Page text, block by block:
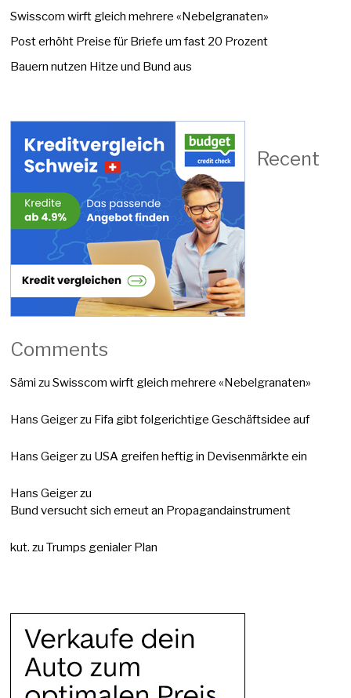
Swisscom wirft gleich mehrere «Nebelgranaten»
Post erhöht Preise für Briefe um fast 20 Prozent
Bauern nutzen Hitze und Bund aus
Recent
Comments
Sämi zuSwisscom wirft gleich mehrere «Nebelgranaten»
Hans Geigerzu Fifa gibt folgerichtige Geschäftsidee auf
Hans Geigerzu USA greifen heftig in Devisenmärkte ein
Hans Geigerzu
Bund versucht sich erneut an Propagandainstrument
kut. zuTrumps genialer Plan